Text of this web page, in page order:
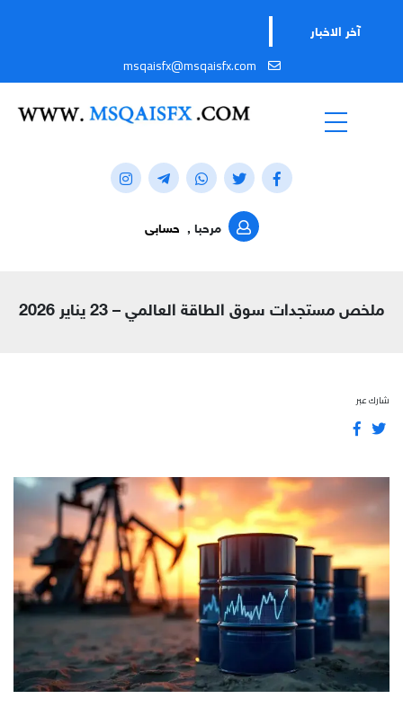
آخر الاخبار
msqaisfx@msqaisfx.com
مرحبا , حسابى
ملخص مستجدات سوق الطاقة العالمي – 23 يناير 2026
شارك عبر